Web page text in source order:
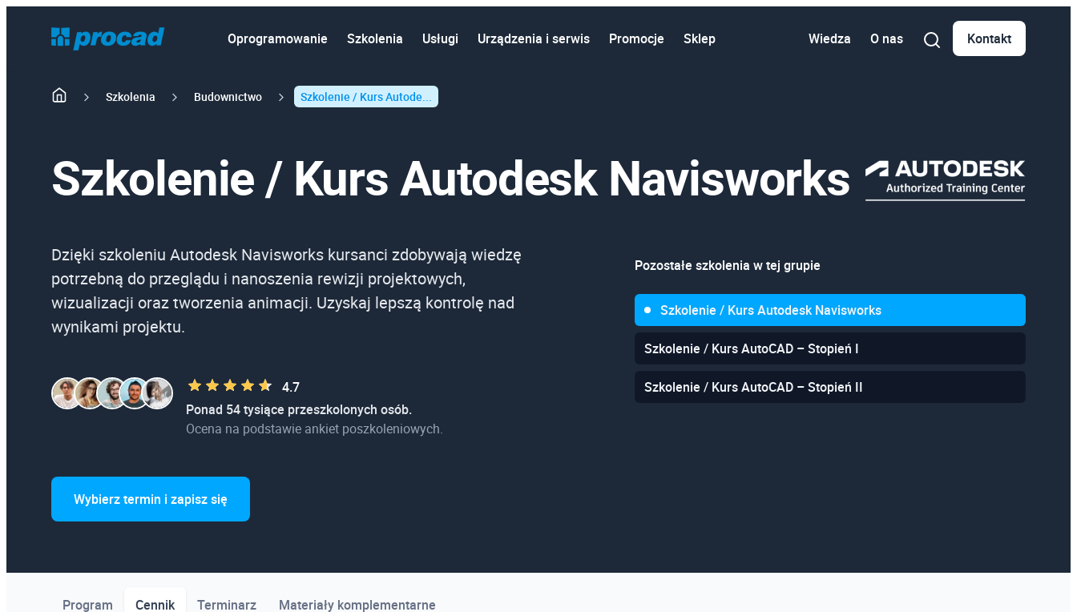
Oprogramowanie Szkolenia Usługi Urządzenia i serwis Promocje Sklep Wiedza O nas Kontakt
Szkolenia Budownictwo Szkolenie / Kurs Autode...
Szkolenie / Kurs Autodesk Navisworks
Dzięki szkoleniu Autodesk Navisworks kursanci zdobywają wiedzę
potrzebną do przeglądu i nanoszenia rewizji projektowych,
wizualizacji oraz tworzenia animacji. Uzyskaj lepszą kontrolę nad
wynikami projektu.
4.7
Ponad 54 tysiące przeszkolonych osób.
Ocena na podstawie ankiet poszkoleniowych.
Wybierz termin i zapisz się
Pozostałe szkolenia w tej grupie
Szkolenie / Kurs Autodesk Navisworks
Szkolenie / Kurs AutoCAD – Stopień I
Szkolenie / Kurs AutoCAD – Stopień II
Program Cennik Terminarz Materiały komplementarne